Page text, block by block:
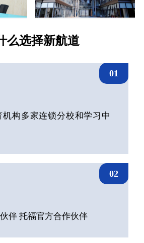
么选择新航道
01
机构多家连锁分校和学习中
02
伴 托福官方合作伙伴